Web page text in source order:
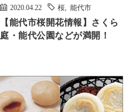
2020.04.22 桜 能代市
【能代市桜開花情報】さくら
庭・能代公園などが満開！